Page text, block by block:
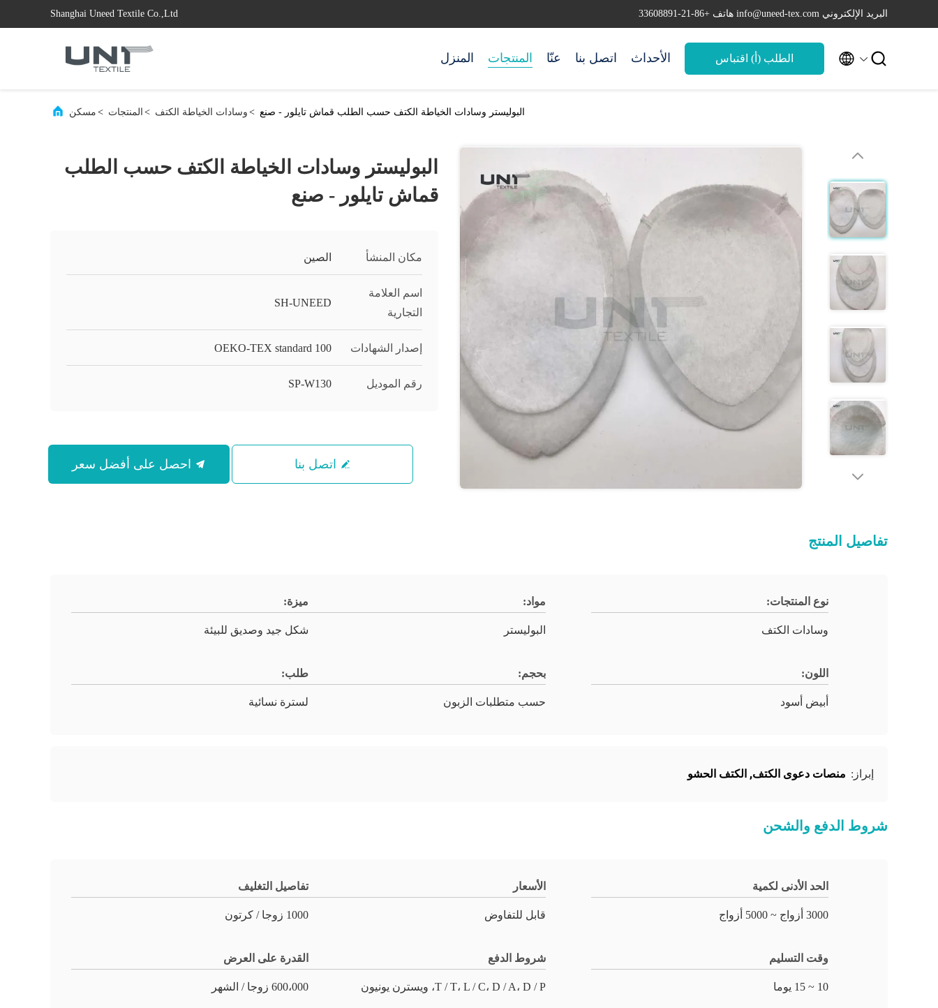
Shanghai Uneed Textile Co.,Ltd البريد الإلكتروني info@uneed-tex.com هاتف +86-21-33608891
المنزل المنتجات عنّا اتصل بنا الأحداث الطلب (أ) اقتباس  
مسكن > المنتجات > وسادات الخياطة الكتف > البوليستر وسادات الخياطة الكتف حسب الطلب قماش تايلور - صنع
البوليستر وسادات الخياطة الكتف حسب الطلب
قماش تايلور - صنع
مكان المنشأ الصين
اسم العلامة
التجارية
SH-UNEED
إصدار الشهادات OEKO-TEX standard 100
رقم الموديل SP-W130
اتصل بنا
تفاصيل المنتج
نوع المنتجات:
وسادات الكتف
مواد:
البوليستر
ميزة:
شكل جيد وصديق للبيئة
اللون:
أبيض أسود
بحجم:
حسب متطلبات الزبون
طلب:
لسترة نسائية
إبراز: منصات دعوى الكتف, الكتف الحشو
شروط الدفع والشحن
الحد الأدنى لكمية
3000 أزواج ~ 5000 أزواج
الأسعار
قابل للتفاوض
تفاصيل التغليف
1000 زوجا / كرتون
وقت التسليم
10 ~ 15 يوما
شروط الدفع
T / T، L / C، D / A، D / P، ويسترن يونيون
القدرة على العرض
600،000 زوجا / الشهر